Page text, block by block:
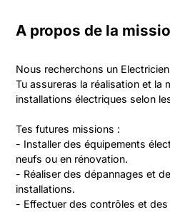
A propos de la
Nous recherchons un
Tu assureras la réalisation et la
installations électriques selon
Tes futures missions :
- Installer des équipements
neufs ou en rénovation.
- Réaliser des dépannages et
installations.
- Effectuer des contrôles et